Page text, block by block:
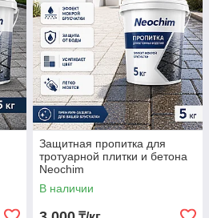
Защитная пропитка для
тротуарной плитки и бетона
Neochim
В наличии